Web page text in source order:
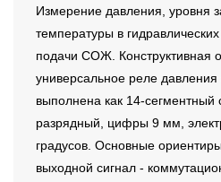
Измерение давления, уровня
температуры в
подачи СОЖ. Конструктивная
универсальное реле
выполнена как 14-сегментный
разрядный, цифры 9 мм,
градусов. Основные
выходной сигнал -